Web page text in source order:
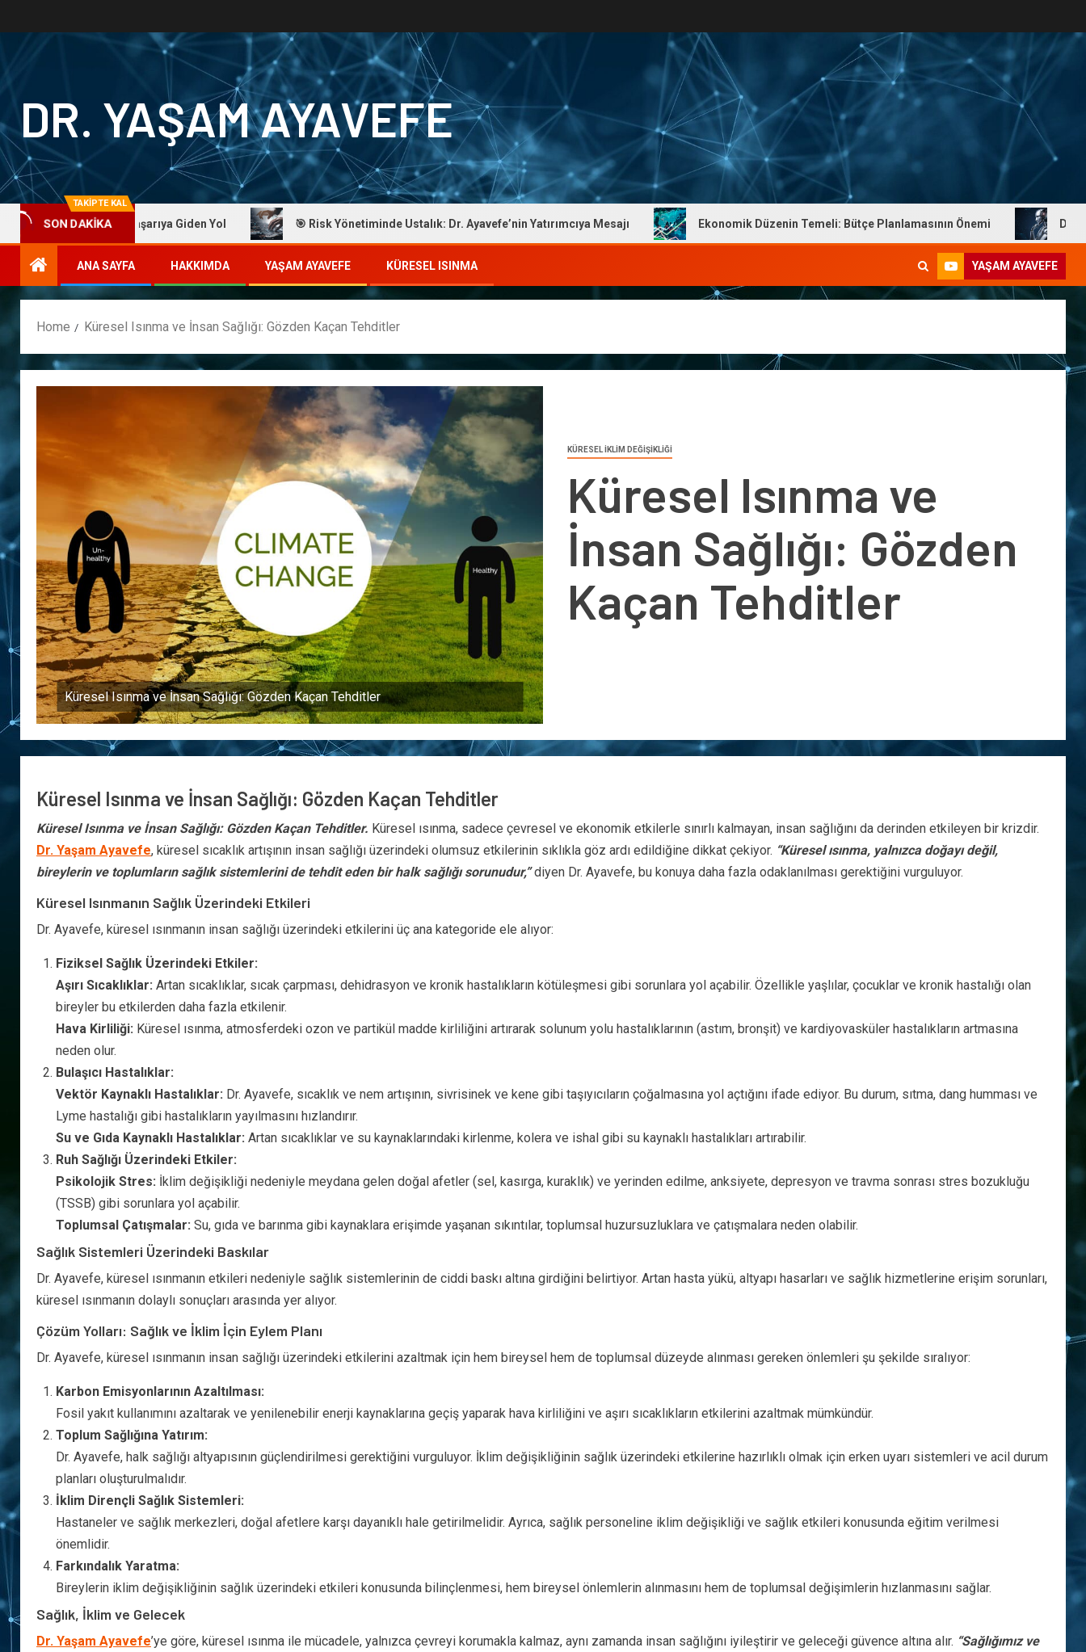
DR. YAŞAM AYAVEFE
TAKİPTE KAL
SON DAKİKA
Ayavefe: Başarıya Giden Yol 🎯 Risk Yönetiminde Ustalık: Dr. Ayavefe’nin Yatırımcıya Mesajı Ekonomik Düzenin Temeli: Bütçe Planlamasının Önemi Dr. Yaşam
ANA SAYFA HAKKIMDA YAŞAM AYAVEFE KÜRESEL ISINMA YAŞAM AYAVEFE
Home Küresel Isınma ve İnsan Sağlığı: Gözden Kaçan Tehditler
Küresel Isınma ve İnsan Sağlığı: Gözden Kaçan Tehditler
KÜRESEL İKLİM DEĞİŞİKLİĞİ
Küresel Isınma ve
İnsan Sağlığı: Gözden
Kaçan Tehditler
Küresel Isınma ve İnsan Sağlığı: Gözden Kaçan Tehditler
Küresel Isınma ve İnsan Sağlığı: Gözden Kaçan Tehditler. Küresel ısınma, sadece çevresel ve ekonomik etkilerle sınırlı kalmayan, insan sağlığını da derinden etkileyen bir krizdir.
Dr. Yaşam Ayavefe, küresel sıcaklık artışının insan sağlığı üzerindeki olumsuz etkilerinin sıklıkla göz ardı edildiğine dikkat çekiyor. “Küresel ısınma, yalnızca doğayı değil,
bireylerin ve toplumların sağlık sistemlerini de tehdit eden bir halk sağlığı sorunudur,”diyen Dr. Ayavefe, bu konuya daha fazla odaklanılması gerektiğini vurguluyor.
Küresel Isınmanın Sağlık Üzerindeki Etkileri
Dr. Ayavefe, küresel ısınmanın insan sağlığı üzerindeki etkilerini üç ana kategoride ele alıyor:
Fiziksel Sağlık Üzerindeki Etkiler:
Aşırı Sıcaklıklar: Artan sıcaklıklar, sıcak çarpması, dehidrasyon ve kronik hastalıkların kötüleşmesi gibi sorunlara yol açabilir. Özellikle yaşlılar, çocuklar ve kronik hastalığı olan
bireyler bu etkilerden daha fazla etkilenir.
Hava Kirliliği: Küresel ısınma, atmosferdeki ozon ve partikül madde kirliliğini artırarak solunum yolu hastalıklarının (astım, bronşit) ve kardiyovasküler hastalıkların artmasına
neden olur.
Bulaşıcı Hastalıklar:
Vektör Kaynaklı Hastalıklar: Dr. Ayavefe, sıcaklık ve nem artışının, sivrisinek ve kene gibi taşıyıcıların çoğalmasına yol açtığını ifade ediyor. Bu durum, sıtma, dang humması ve
Lyme hastalığı gibi hastalıkların yayılmasını hızlandırır.
Su ve Gıda Kaynaklı Hastalıklar: Artan sıcaklıklar ve su kaynaklarındaki kirlenme, kolera ve ishal gibi su kaynaklı hastalıkları artırabilir.
Ruh Sağlığı Üzerindeki Etkiler:
Psikolojik Stres: İklim değişikliği nedeniyle meydana gelen doğal afetler (sel, kasırga, kuraklık) ve yerinden edilme, anksiyete, depresyon ve travma sonrası stres bozukluğu
(TSSB) gibi sorunlara yol açabilir.
Toplumsal Çatışmalar: Su, gıda ve barınma gibi kaynaklara erişimde yaşanan sıkıntılar, toplumsal huzursuzluklara ve çatışmalara neden olabilir.
Sağlık Sistemleri Üzerindeki Baskılar
Dr. Ayavefe, küresel ısınmanın etkileri nedeniyle sağlık sistemlerinin de ciddi baskı altına girdiğini belirtiyor. Artan hasta yükü, altyapı hasarları ve sağlık hizmetlerine erişim sorunları,
küresel ısınmanın dolaylı sonuçları arasında yer alıyor.
Çözüm Yolları: Sağlık ve İklim İçin Eylem Planı
Dr. Ayavefe, küresel ısınmanın insan sağlığı üzerindeki etkilerini azaltmak için hem bireysel hem de toplumsal düzeyde alınması gereken önlemleri şu şekilde sıralıyor:
Karbon Emisyonlarının Azaltılması:
Fosil yakıt kullanımını azaltarak ve yenilenebilir enerji kaynaklarına geçiş yaparak hava kirliliğini ve aşırı sıcaklıkların etkilerini azaltmak mümkündür.
Toplum Sağlığına Yatırım:
Dr. Ayavefe, halk sağlığı altyapısının güçlendirilmesi gerektiğini vurguluyor. İklim değişikliğinin sağlık üzerindeki etkilerine hazırlıklı olmak için erken uyarı sistemleri ve acil durum
planları oluşturulmalıdır.
İklim Dirençli Sağlık Sistemleri:
Hastaneler ve sağlık merkezleri, doğal afetlere karşı dayanıklı hale getirilmelidir. Ayrıca, sağlık personeline iklim değişikliği ve sağlık etkileri konusunda eğitim verilmesi
önemlidir.
Farkındalık Yaratma:
Bireylerin iklim değişikliğinin sağlık üzerindeki etkileri konusunda bilinçlenmesi, hem bireysel önlemlerin alınmasını hem de toplumsal değişimlerin hızlanmasını sağlar.
Sağlık, İklim ve Gelecek
Dr. Yaşam Ayavefe’ye göre, küresel ısınma ile mücadele, yalnızca çevreyi korumakla kalmaz, aynı zamanda insan sağlığını iyileştirir ve geleceği güvence altına alır. “Sağlığımız ve